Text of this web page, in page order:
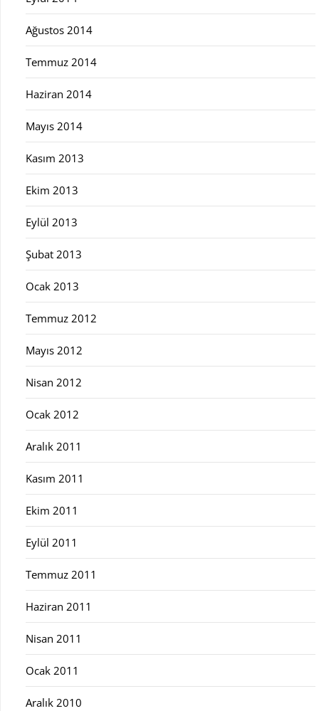
Ağustos 2014
Temmuz 2014
Haziran 2014
Mayıs 2014
Kasım 2013
Ekim 2013
Eylül 2013
Şubat 2013
Ocak 2013
Temmuz 2012
Mayıs 2012
Nisan 2012
Ocak 2012
Aralık 2011
Kasım 2011
Ekim 2011
Eylül 2011
Temmuz 2011
Haziran 2011
Nisan 2011
Ocak 2011
Aralık 2010